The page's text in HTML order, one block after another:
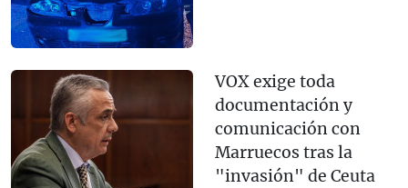
VOX exige toda
documentación y
comunicación con
Marruecos tras la
"invasión" de Ceuta